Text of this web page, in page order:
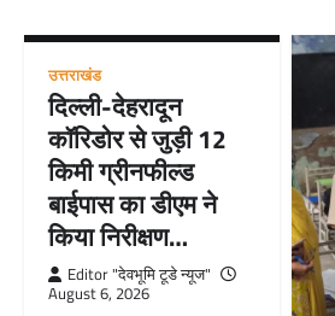
उत्तराखंड
दिल्ली-देहरादून
कॉरिडोर से जुड़ी 12
किमी ग्रीनफील्ड
बाईपास का डीएम ने
किया निरीक्षण…
Editor "देवभूमि टूडे न्यूज"
August 6, 2026